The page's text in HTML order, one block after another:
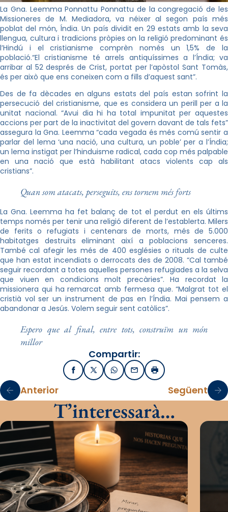
La Gna. Leemma Ponnattu Ponnattu de la congregació de les
Missioneres de M. Mediadora, va néixer al segon país més
poblat del món, Índia. Un país dividit en 29 estats amb la seva
llengua, cultura i tradicions pròpies on la religió predominant és
l’Hindú i el cristianisme comprèn només un 1,5% de la
població.“El cristianisme té arrels antiquíssimes a l’Índia; va
arribar al 52 després de Crist, portat per l’apòstol Sant Tomàs,
és per això que ens coneixen com a fills d’aquest sant”.
Des de fa dècades en alguns estats del país estan sofrint la
persecució del cristianisme, que es considera un perill per a la
unitat nacional. “Avui dia hi ha total impunitat per aquestes
accions per part de la inactivitat del govern davant de tals fets”
assegura la Gna. Leemma “cada vegada és més comú sentir a
parlar del lema ‘una nació, una cultura, un poble’ per a l’Índia;
un lema instigat per l’hinduisme radical, cada cop més palpable
en una nació que està habilitant atacs violents cap als
cristians”.
Quan som atacats, perseguits, ens tornem més forts
La Gna. Leemma ha fet balanç de tot el perdut en els últims
temps només per tenir una religió diferent de l’establerta. Milers
de ferits o refugiats i centenars de morts, més de 5.000
habitatges destruïts eliminant així a poblacions senceres.
També cal afegir les més de 400 esglésies o rituals de culte
que han estat incendiats o derrocats des de 2008. “Cal també
seguir recordant a totes aquelles persones refugiades a la selva
que viuen en condicions molt precàries”. Ha recordat la
missionera qui ha remarcat amb fermesa que. “Malgrat tot el
cristià vol ser un instrument de pas en l’Índia. Mai pensem a
abandonar a Jesús. Volem seguir sent catòlics”.
Espero que al final, entre tots, construïm un món
millor
Compartir:
FacebookX / TwitterWhatsApp
EmailImprimir
Anterior Següent
T’interessarà…